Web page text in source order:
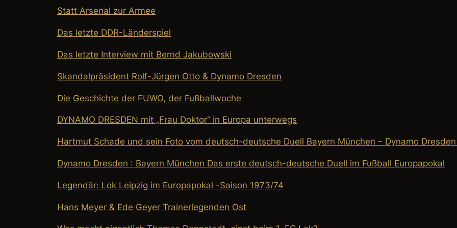
Statt Arsenal zur Armee
Das letzte DDR-Länderspiel
Das letzte Interview mit Bernd Jakubowski
Skandalpräsident Rolf-Jürgen Otto & Dynamo Dresden
Die Geschichte der FUWO, der Fußballwoche
DYNAMO DRESDEN mit „Frau Doktor“ in Europa unterwegs
Hartmut Schade und sein Foto vom deutsch-deutsche Duell Bayern München – Dynamo
Dynamo Dresden : Bayern München Das erste deutsch-deutsche Duell im Fußball Europapokal
Legendär: Lok Leipzig im Europapokal -Saison 1973/74
Hans Meyer & Ede Geyer Trainerlegenden Ost